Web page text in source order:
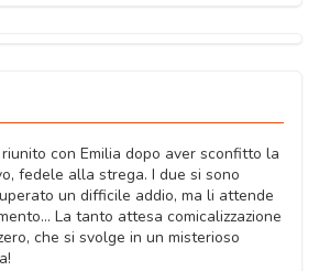
con Emilia dopo aver sconfitto la
fedele alla strega. I due si sono
un difficile addio, ma li attende
La tanto attesa comicalizzazione
che si svolge in un misterioso